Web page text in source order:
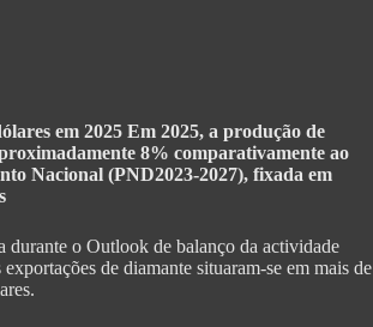
em 2025 Em 2025, a produção de
8% comparativamente ao
Nacional (PND2023-2027), fixada em
durante o Outlook de balanço da actividade
de diamante situaram-se em mais de